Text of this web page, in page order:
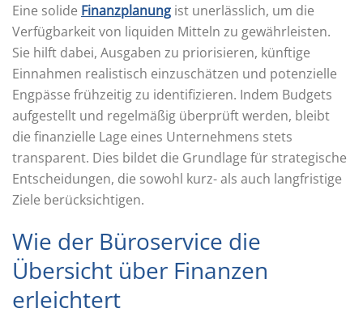
Eine solide Finanzplanung ist unerlässlich, um die
Verfügbarkeit von liquiden Mitteln zu gewährleisten.
Sie hilft dabei, Ausgaben zu priorisieren, künftige
Einnahmen realistisch einzuschätzen und potenzielle
Engpässe frühzeitig zu identifizieren. Indem Budgets
aufgestellt und regelmäßig überprüft werden, bleibt
die finanzielle Lage eines Unternehmens stets
transparent. Dies bildet die Grundlage für strategische
Entscheidungen, die sowohl kurz- als auch langfristige
Ziele berücksichtigen.
Wie der Büroservice die
Übersicht über Finanzen
erleichtert